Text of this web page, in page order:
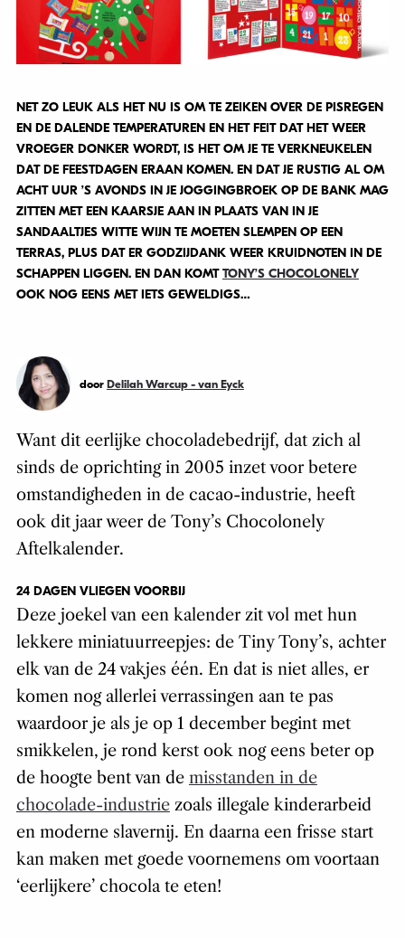
NET ZO LEUK ALS HET NU IS OM TE ZEIKEN OVER DE PISREGEN
EN DE DALENDE TEMPERATUREN EN HET FEIT DAT HET WEER
VROEGER DONKER WORDT, IS HET OM JE TE VERKNEUKELEN
DAT DE FEESTDAGEN ERAAN KOMEN. EN DAT JE RUSTIG AL OM
ACHT UUR ’S AVONDS IN JE JOGGINGBROEK OP DE BANK MAG
ZITTEN MET EEN KAARSJE AAN IN PLAATS VAN IN JE
SANDAALTJES WITTE WIJN TE MOETEN SLEMPEN OP EEN
TERRAS, PLUS DAT ER GODZIJDANK WEER KRUIDNOTEN IN DE
SCHAPPEN LIGGEN. EN DAN KOMTTONY’S CHOCOLONELY
OOK NOG EENS MET IETS GEWELDIGS…
door Delilah Warcup - van Eyck
Want dit eerlijke chocoladebedrijf, dat zich al
sinds de oprichting in 2005 inzet voor betere
omstandigheden in de cacao-industrie, heeft
ook dit jaar weer de Tony’s Chocolonely
Aftelkalender.
24 DAGEN VLIEGEN VOORBIJ
Deze joekel van een kalender zit vol met hun
lekkere miniatuurreepjes: de Tiny Tony’s, achter
elk van de 24 vakjes één. En dat is niet alles, er
komen nog allerlei verrassingen aan te pas
waardoor je als je op 1 december begint met
smikkelen, je rond kerst ook nog eens beter op
de hoogte bent van de misstanden in de
chocolade-industriezoals illegale kinderarbeid
en moderne slavernij. En daarna een frisse start
kan maken met goede voornemens om voortaan
‘eerlijkere’ chocola te eten!